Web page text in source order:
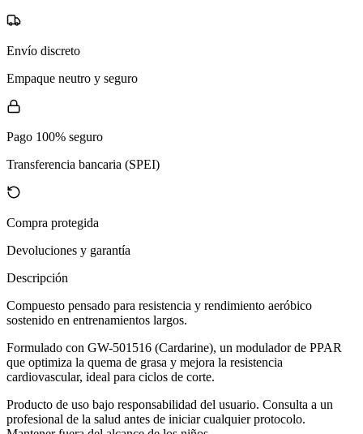
Envío discreto
Empaque neutro y seguro
Pago 100% seguro
Transferencia bancaria (SPEI)
Compra protegida
Devoluciones y garantía
Descripción
Compuesto pensado para resistencia y rendimiento aeróbico
sostenido en entrenamientos largos.
Formulado con GW-501516 (Cardarine), un modulador de PPAR
que optimiza la quema de grasa y mejora la resistencia
cardiovascular, ideal para ciclos de corte.
Producto de uso bajo responsabilidad del usuario. Consulta a un
profesional de la salud antes de iniciar cualquier protocolo.